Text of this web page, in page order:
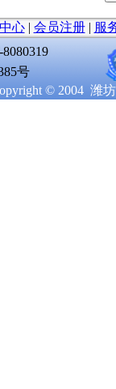
心| 会员注册| 服
号
© 2004 潍